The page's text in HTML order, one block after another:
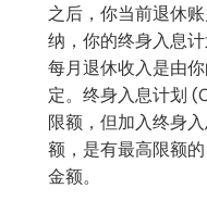
之后，你当前退休
纳，你的终身入息
每月退休收入是由
定。终身入息计划
限额，但加入终身
额，是有最高限额
金额。